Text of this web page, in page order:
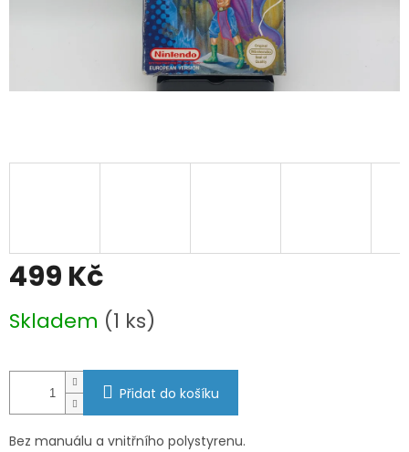
499 Kč
cena:
Skladem (1 ks)
Přidat do košíku
Bez manuálu a vnitřního polystyrenu.